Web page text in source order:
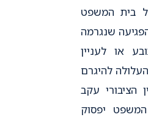
בית המשפט
שנגרמה
או לעניין
להיגרם
הציבורי עקב
יפסוק